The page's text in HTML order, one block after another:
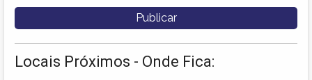
Locais Próximos - Onde Fica: